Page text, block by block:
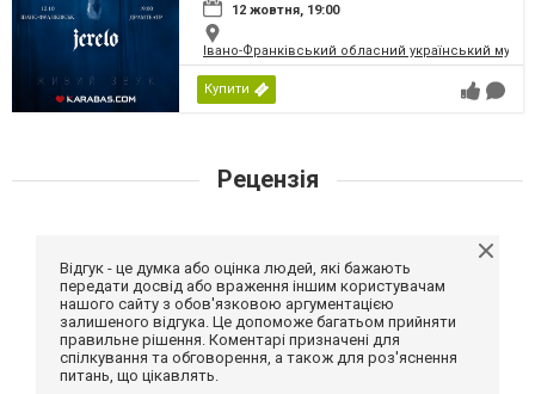
12 жовтня, 19:00
Івано-Франківський обласний український
Купити
Рецензія
Відгук - це думка або оцінка людей, які бажають
передати досвід або враження іншим користувачам
нашого сайту з обов'язковою аргументацією
залишеного відгука. Це допоможе багатьом прийняти
правильне рішення. Коментарі призначені для
спілкування та обговорення, а також для роз'яснення
питань, що цікавлять.